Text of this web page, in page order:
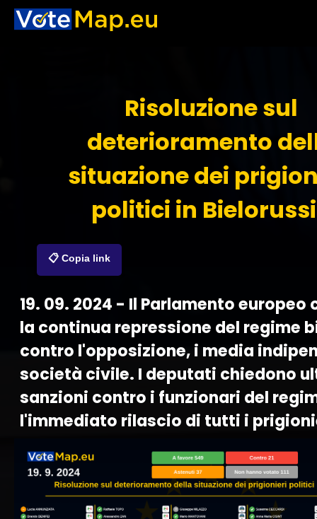
Risoluzione sul
deterioramento
situazione dei
politici in
📋 Copia link
19. 09. 2024 - Il Parlamento europeo
la continua repressione del regime
contro l'opposizione, i media
società civile. I deputati chiedono
sanzioni contro i funzionari del
l'immediato rilascio di tutti i